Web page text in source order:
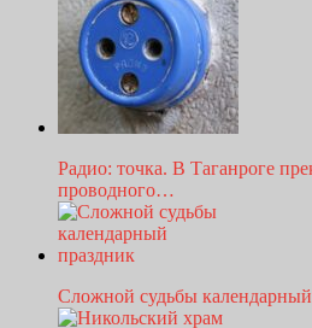
Радио: точка. В Таганроге
проводного…
Сложной судьбы